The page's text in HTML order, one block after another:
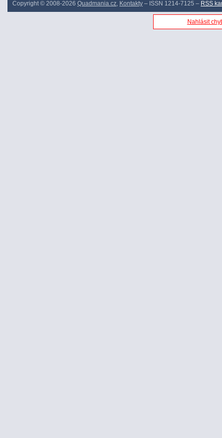
Copyright © 2008-2026 Quadmania.cz, Kontakty – ISSN 1214-7125 – RSS
Nahlásit